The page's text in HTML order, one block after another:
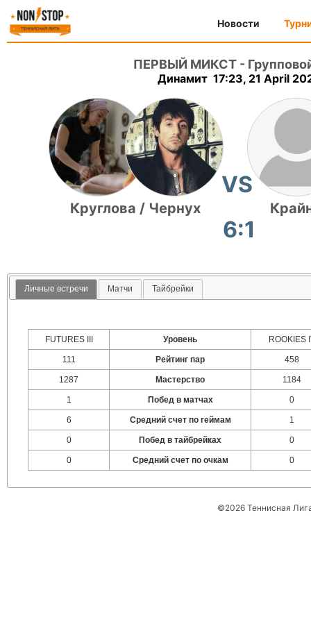
Новости
ПЕРВЫЙ МИКСТ -
Динамит 17:23, 21 April
Круглова / Чернух
VS
6:1
Личные встречи Матчи Тайбрейки
FUTURES III Уровень ROOKIES
111 Рейтинг пар 458
1287 Мастерство 1184
1 Побед в матчах 0
6 Средний счет по геймам 1
0 Побед в тайбрейках 0
0 Средний счет по очкам 0
©2026 Теннисная